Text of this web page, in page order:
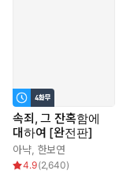
속죄, 그 잔혹함에
대하여 [완전판]
아냑, 한보연
4.9(2,640)